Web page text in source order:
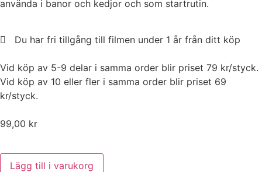
använda i banor och kedjor och som startrutin.
Du har fri tillgång till filmen under 1 år från ditt köp
Vid köp av 5-9 delar i samma order blir priset 79 kr/styck.
Vid köp av 10 eller fler i samma order blir priset 69
kr/styck.
99,00 kr
Lägg till i varukorg